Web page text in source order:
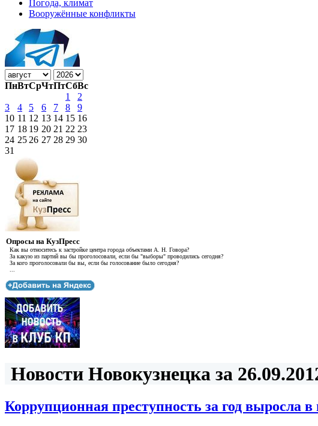
Погода, климат
Вооружённые конфликты
ПнВтСрЧтПтСбВс
1
2
3
4 5 6 7 8
9
10 11 12 13 14 15 16
17 18 19 20 21 22 23
24 25 26 27 28 29 30
31
Опросы на КузПресс
Как вы относитесь к застройке центра города объектами А. Н. Говора?
За какую из партий вы бы проголосовали, если бы "выборы" проводились сегодня?
За кого проголосовали бы вы, если бы голосование было сегодня?
Новости Новокузнецка за
Коррупционная преступность за год выросла в